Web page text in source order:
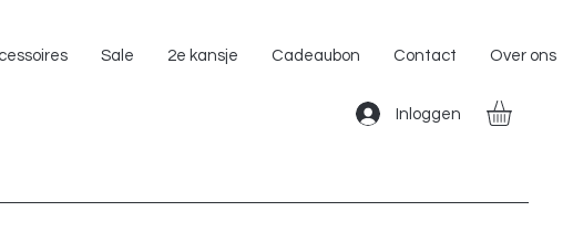
Sale 2e kansje Cadeaubon Contact Over ons
Inloggen